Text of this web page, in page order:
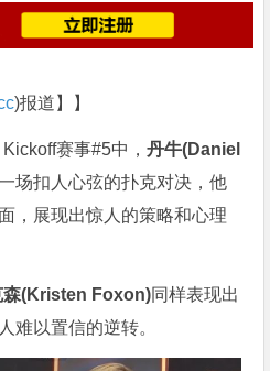
)报道】】
赛事#5中，丹牛(Daniel
场扣人心弦的扑克对决，他
，展现出惊人的策略和心理
森(Kristen Foxon)同样表现出
难以置信的逆转。